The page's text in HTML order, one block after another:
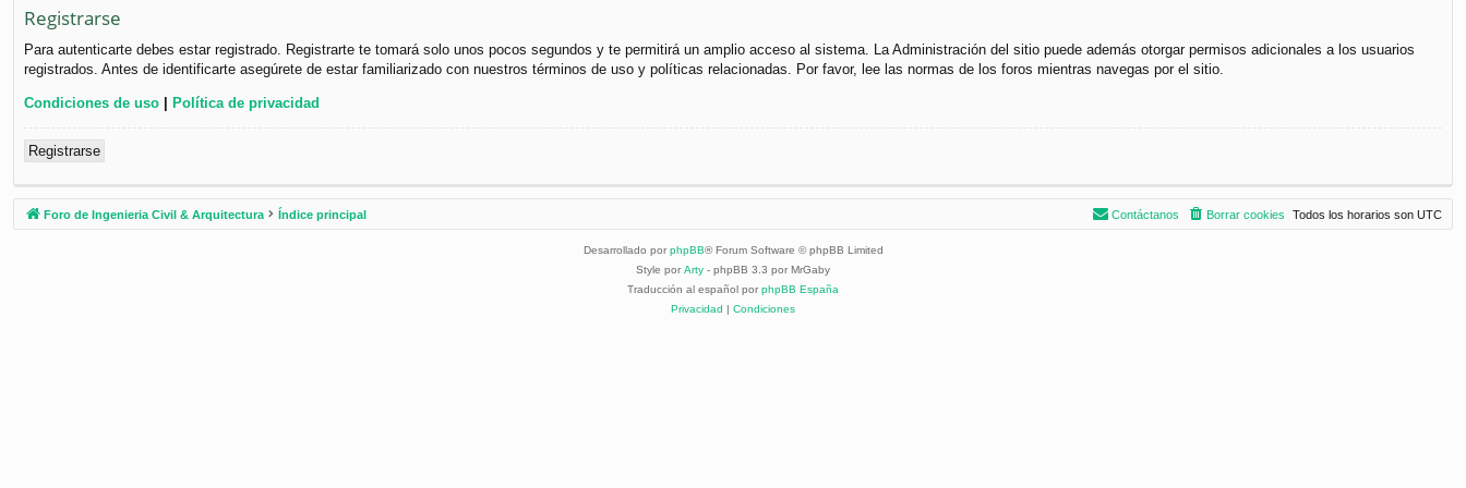
Registrarse
Para autenticarte debes estar registrado. Registrarte te tomará solo unos pocos segundos y te permitirá un amplio acceso al sistema. La Administración del sitio puede además otorgar permisos adicionales a los usuarios
registrados. Antes de identificarte asegúrete de estar familiarizado con nuestros términos de uso y políticas relacionadas. Por favor, lee las normas de los foros mientras navegas por el sitio.
Condiciones de uso | Política de privacidad
Registrarse
Foro de Ingenieria Civil & Arquitectura Índice principal Todos los horarios son UTC
Borrar cookies
Contáctanos
Desarrollado por phpBB® Forum Software © phpBB Limited
Style por Arty - phpBB 3.3 por MrGaby
Traducción al español por phpBB España
Privacidad | Condiciones